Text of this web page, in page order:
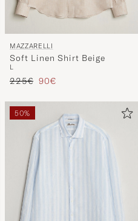
MAZZARELLI
Soft Linen Shirt Beige
L
Regulärer Preis
225€ Reduzierter Preis
90€
50%